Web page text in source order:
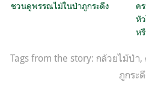
ชวนดูพรรณไม้ในป่าภูกระดึง
ค
หั
ห
Tags from the story: กล้วยไม้ป่า,
ภูกระดึ